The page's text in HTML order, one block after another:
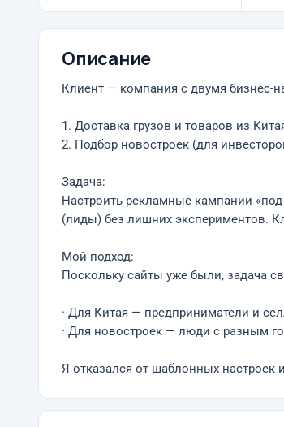
Описание
Клиент — компания с двумя бизнес-
1. Доставка грузов и товаров из
2. Подбор новостроек (для
Задача:
Настроить рекламные кампании
(лиды) без лишних экспериментов.
Мой подход:
Поскольку сайты уже были, задача
· Для Китая — предприниматели и
· Для новостроек — люди с разным
Я отказался от шаблонных настроек